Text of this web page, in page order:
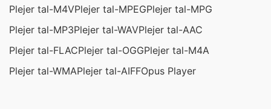
Plejer tal-M4VPlejer tal-MPEGPlejer tal-MPG
Plejer tal-MP3Plejer tal-WAVPlejer tal-AAC
Plejer tal-FLACPlejer tal-OGGPlejer tal-M4A
Plejer tal-WMAPlejer tal-AIFFOpus Player